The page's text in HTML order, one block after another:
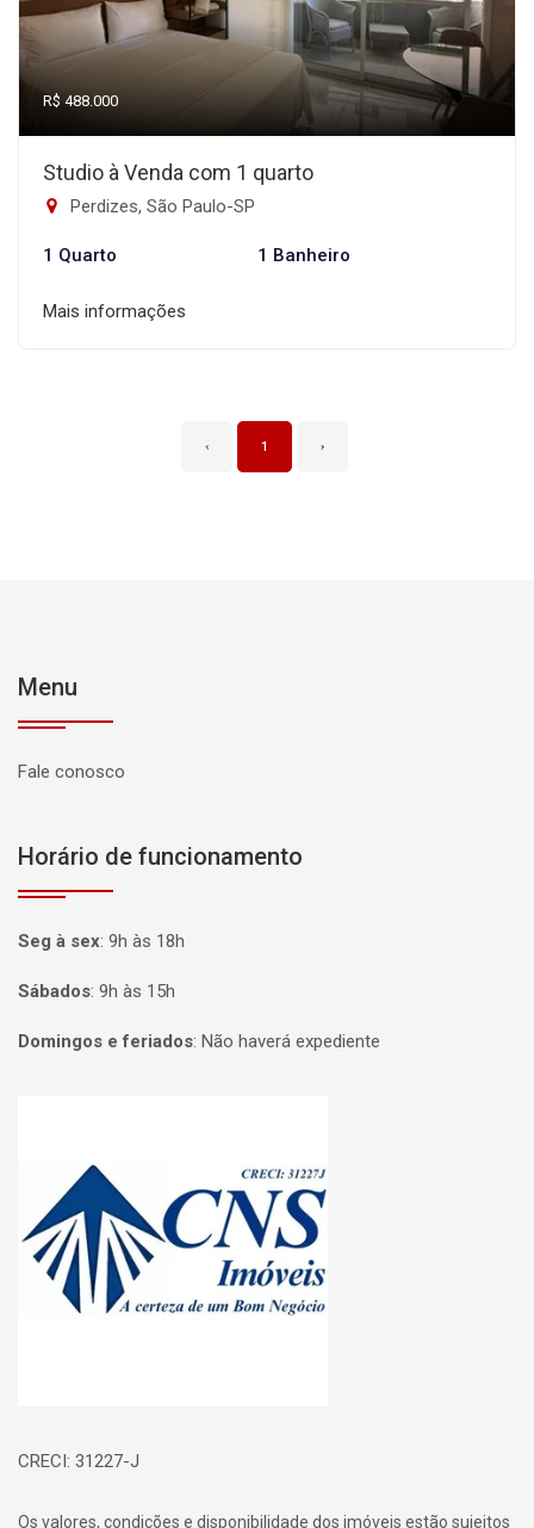
R$ 488.000
Studio à Venda com 1 quarto
Perdizes, São Paulo-SP
1 Quarto 1 Banheiro
Mais informações
‹ 1 ›
Menu
Fale conosco
Horário de funcionamento
Seg à sex: 9h às 18h
Sábados: 9h às 15h
Domingos e feriados: Não haverá expediente
CRECI: 31227-J
Os valores, condições e disponibilidade dos imóveis estão sujeitos